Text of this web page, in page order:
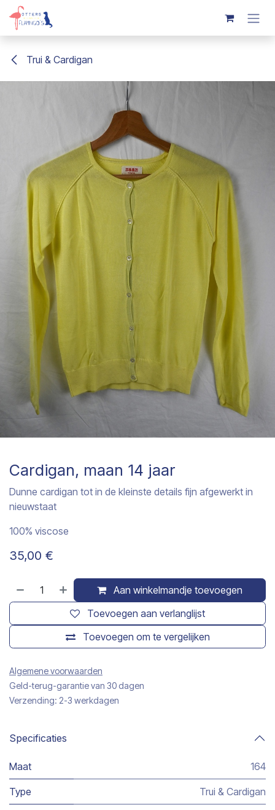
Overslaan naar inhoud
Trui & Cardigan
Cardigan, maan 14 jaar
Dunne cardigan tot in de kleinste details fijn afgewerkt in
nieuwstaat
100% viscose
35,00 €
Aan winkelmandje toevoegen
Toevoegen om te vergelijken
Toevoegen aan verlanglijst
Algemene voorwaarden
Geld-terug-garantie van 30 dagen
Verzending: 2-3 werkdagen
Specificaties
Maat 164
Type Trui & Cardigan